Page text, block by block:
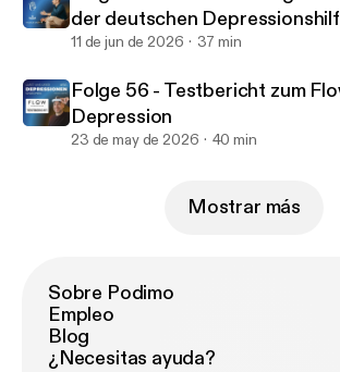
der deutschen
11 de jun de 2026 37 min
Folge 56 - Testbericht zum
Depression
23 de may de 2026 40 min
Mostrar más
Sobre Podimo
Empleo
Blog
¿Necesitas ayuda?